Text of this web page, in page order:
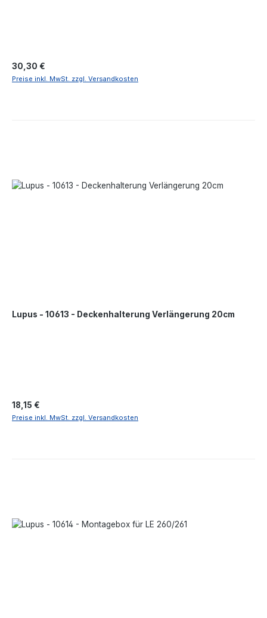
Regulärer Preis:
30,30 €
Preise inkl. MwSt. zzgl. Versandkosten
Lupus - 10613 - Deckenhalterung Verlängerung 20cm
Regulärer Preis:
18,15 €
Preise inkl. MwSt. zzgl. Versandkosten